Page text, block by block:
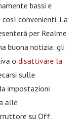
bassi e
convenienti. La
per Realme
buona notizia: gli
o disattivare la
sulle
impostazioni
alle
su Off.